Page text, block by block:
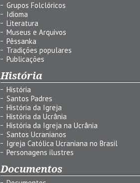
Grupos Folclóricos
Idioma
Literatura
Museus e Arquivos
Pêssanka
Tradições populares
Publicações
História
História
Santos Padres
História da Igreja
História da Ucrânia
História da Igreja na Ucrânia
Santos Ucranianos
Igreja Católica Ucraniana no Brasil
Personagens ilustres
Documentos